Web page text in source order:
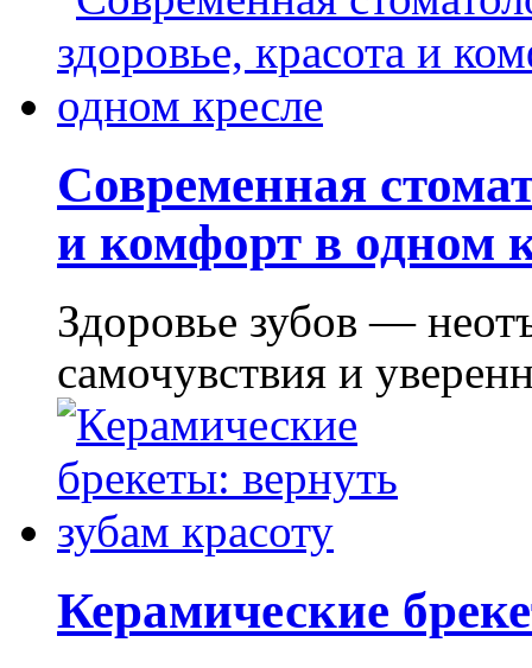
Современная
и комфорт в одном
Здоровье зубов —
самочувствия и
Керамические